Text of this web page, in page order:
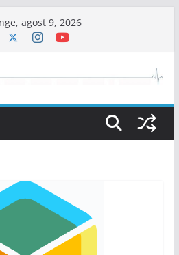
agost 9, 2026